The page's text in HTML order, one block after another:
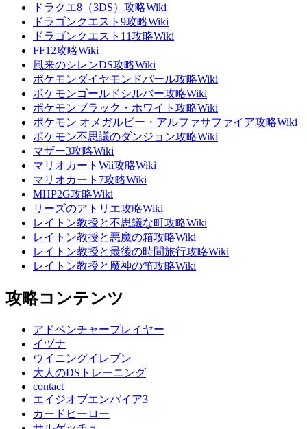
ドラクエ8（3DS）攻略Wiki
ドラゴンクエスト9攻略Wiki
ドラゴンクエスト11攻略Wiki
FF12攻略Wiki
風来のシレンDS攻略Wiki
ポケモンダイヤモンドパール攻略Wiki
ポケモンゴールドシルバー攻略Wiki
ポケモンブラック・ホワイト攻略Wiki
ポケモン オメガルビー・アルファサファイア攻略Wiki
ポケモン不思議のダンジョン攻略Wiki
マザー3攻略Wiki
マリオカートWii攻略Wiki
マリオカート7攻略Wiki
MHP2G攻略Wiki
リーズのアトリエ攻略Wiki
レイトン教授と不思議な町攻略Wiki
レイトン教授と悪魔の箱攻略Wiki
レイトン教授と最後の時間旅行攻略Wiki
レイトン教授と魔神の笛攻略Wiki
攻略コンテンツ
アドベンチャープレイヤー
イヅナ
ウイニングイレブン
大人のDSトレーニング
contact
エイジオブエンパイア3
カードヒーロー